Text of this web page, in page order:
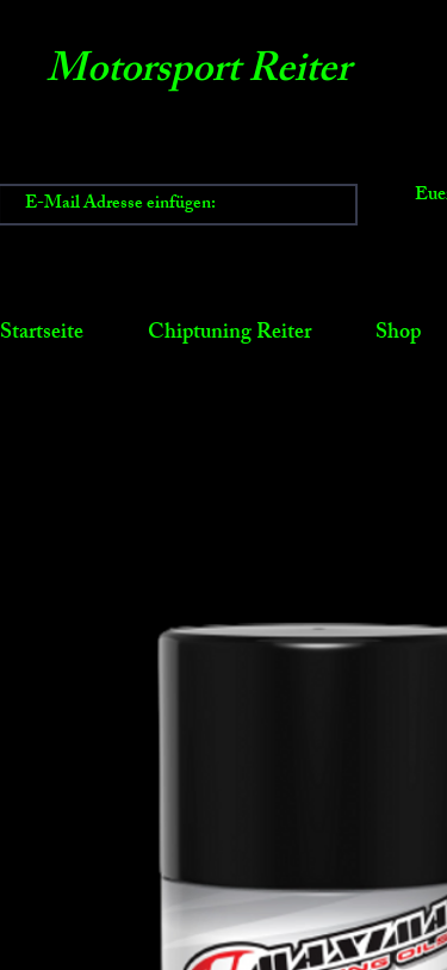
Motorsport Reiter
Startseite Chiptuning Reiter Shop